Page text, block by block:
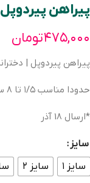
پیراهن پیردوپل
۴۷۵,۰۰۰تومان
پیراهن پیردوپل |
حدودا مناسب ۱/۵ تا ۸ ساله | پشت یقه دوتا دکمه داره
*ارسال 18 آذر
سایز
سایز ۱
سایز ۲